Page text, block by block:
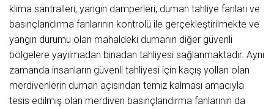
klima santralleri, yangın damperleri, duman tahliye fanları ve
basınçlandırma fanlarının kontrolü ile gerçekleştirilmekte ve
yangın durumu olan mahaldeki dumanın diğer güvenli
bölgelere yayılmadan binadan tahliyesi sağlanmaktadır. Aynı
zamanda insanların güvenli tahliyesi için kaçış yolları olan
merdivenlerin duman açısından temiz kalması amacıyla
tesis edilmiş olan merdiven basınçlandırma fanlarının da